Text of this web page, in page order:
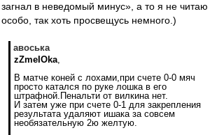
загнал в неведомый минус», а то я не читаю
особо, так хоть просвещусь немного.)
авоська
zZmeIOka,
В матче коней с лохами,при счете 0-0 мяч
просто катался по руке лошка в его
штрафной.Пенальти от вилкина нет.
И затем уже при счете 0-1 для закрепления
результата удаляют ишака за совсем
необязательную 2ю желтую.